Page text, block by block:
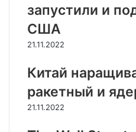
запустили и
США
21.11.2022
Китай
ракетный и
21.11.2022